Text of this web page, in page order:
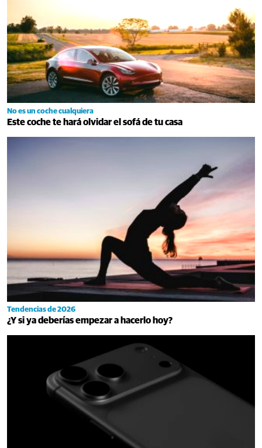
No es un coche cualquiera
Este coche te hará olvidar el sofá de tu casa
Tendencias de 2026
¿Y si ya deberías empezar a hacerlo hoy?